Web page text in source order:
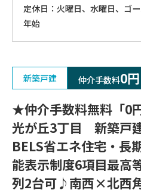
定休⽇：火曜日、⽔曜⽇、ゴ
年始
新築戸建 仲介手数料0円
★仲介手数料無料「0
光が丘3丁目 新築
BELS省エネ住宅・長
能表示制度6項目最高
列2台可♪南西×北西